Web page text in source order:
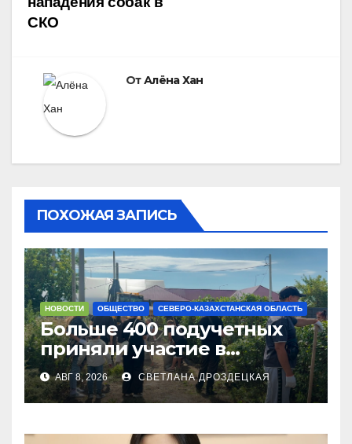
СКО
ОтАлёна Хан
ПОХОЖАЯ ЗАПИСЬ
НОВОСТИ ОБЩЕСТВО СЕВЕРО-КАЗАХСТАНСКАЯ ОБЛАСТЬ
Больше 400 подучетных
приняли участие в
экоакции в СКО
АВГ 8, 2026 СВЕТЛАНА ДРОЗДЕЦКАЯ